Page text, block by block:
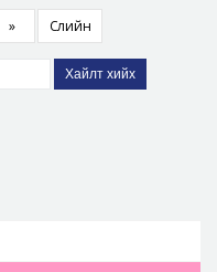
» Сүүлийн
Хайлт хийх